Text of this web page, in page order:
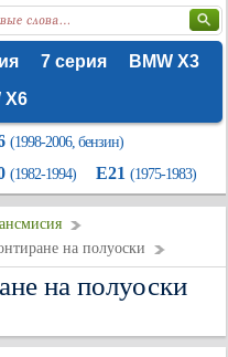
7 серия
BMW X3
X6
(1998-2006, бензин)
(1982-1994) E21 (1975-1983)
на полуоски
на полуоски